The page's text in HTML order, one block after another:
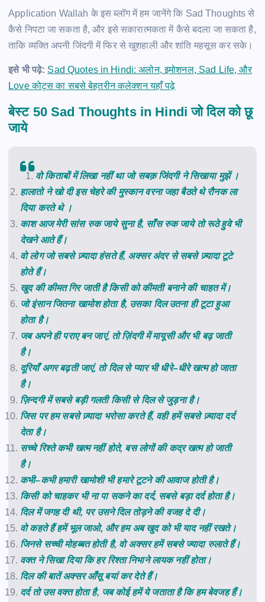
Application Wallah के इस ब्लॉग में हम जानेंगे कि Sad Thoughts से
कैसे निपटा जा सकता है, और इसे सकारात्मकता में कैसे बदला जा सकता है,
ताकि व्यक्ति अपनी जिंदगी में फिर से खुशहाली और शांति महसूस कर सके।
इसे भी पढ़े: Sad Quotes in Hindi: अलोन, इमोशनल, Sad Life, और
Love कोट्स का सबसे बेहतरीन कलेक्शन यहाँ पढ़े
बेस्ट 50 Sad Thoughts in Hindi जो दिल को छू
जाये
वो किताबों में लिखा नहीं था जो सबक़ जिंदगी ने सिखाया मुझें ।
हालातो ने खो दी इस चेहरे की मुस्कान वरना जहा बैठते थे रौनक ला
दिया करते थे ।
काश आज मेरी सांस रुक जाये सुना है, साँस रुक जाये तो रूठे हुवे भी
देखने आते हैं।
वो लोग जो सबसे ज़्यादा हंसते हैं, अक्सर अंदर से सबसे ज़्यादा टूटे
होते हैं।
खुद की कीमत गिर जाती है किसी को कीमती बनाने की चाहत में।
जो इंसान जितना खामोश होता है, उसका दिल उतना ही टूटा हुआ
होता है।
जब अपने ही पराए बन जाएं, तो ज़िंदगी में मायूसी और भी बढ़ जाती
है।
दूरियाँ अगर बढ़ती जाएं, तो दिल से प्यार भी धीरे–धीरे खत्म हो जाता
है।
ज़िन्दगी में सबसे बड़ी गलती किसी से दिल से जुड़ना है।
जिस पर हम सबसे ज़्यादा भरोसा करते हैं, वही हमें सबसे ज़्यादा दर्द
देता है।
सच्चे रिश्ते कभी खत्म नहीं होते, बस लोगों की कद्र खत्म हो जाती
है।
कभी–कभी हमारी खामोशी भी हमारे टूटने की आवाज होती है।
किसी को चाहकर भी ना पा सकने का दर्द, सबसे बड़ा दर्द होता है।
दिल में जगह दी थी, पर उसने दिल तोड़ने की वजह दे दी।
वो कहते हैं हमें भूल जाओ, और हम अब खुद को भी याद नहीं रखते।
जिनसे सच्ची मोहब्बत होती है, वो अक्सर हमें सबसे ज्यादा रुलाते हैं।
वक्त ने सिखा दिया कि हर रिश्ता निभाने लायक नहीं होता।
दिल की बातें अक्सर आँसू बयां कर देते हैं।
दर्द तो उस वक्त होता है, जब कोई हमें ये जताता है कि हम बेवजह हैं।